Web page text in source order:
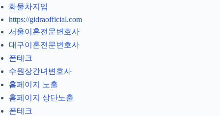
화물차지입
https://gidraofficial.com
서울이혼전문변호사
대구이혼전문변호사
폰테크
수원상간녀변호사
홈페이지 노출
홈페이지 상단노출
폰테크